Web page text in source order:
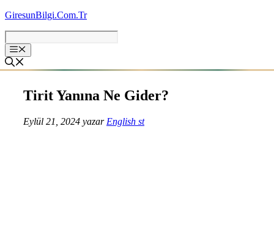
İçeriğe
GiresunBilgi.Com.Tr
Tirit Yanına Ne Gider?
Eylül 21, 2024 yazar English st